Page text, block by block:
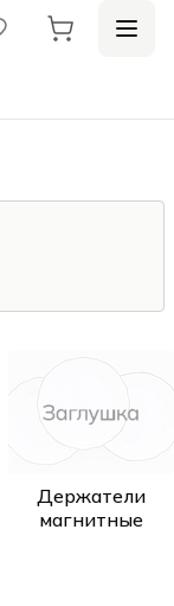
Держатели
магнитные